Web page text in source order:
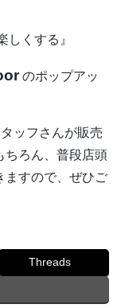
しくする』
のポップアッ
ッフさんが販売
ちろん、普段店頭
ますので、ぜひご
Threads